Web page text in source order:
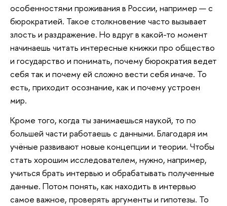
особенностями проживания в России, например — с
бюрократией. Такое столкновение часто вызывает
злость и раздражение. Но вдруг в какой-то момент
начинаешь читать интересные книжки про общество
и государство и понимать, почему бюрократия ведет
себя так и почему ей сложно вести себя иначе. То
есть, приходит осознание, как и почему устроен
мир.
Кроме того, когда ты занимаешься наукой, то по
большей части работаешь с данными. Благодаря им
учёные развивают новые концепции и теории. Чтобы
стать хорошим исследователем, нужно, например,
учиться брать интервью и обрабатывать полученные
данные. Потом понять, как находить в интервью
самое важное, проверять аргументы и гипотезы. То